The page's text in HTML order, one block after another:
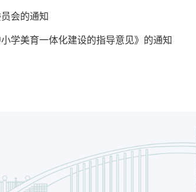
会的通知
学美育一体化建设的指导意见》的通知